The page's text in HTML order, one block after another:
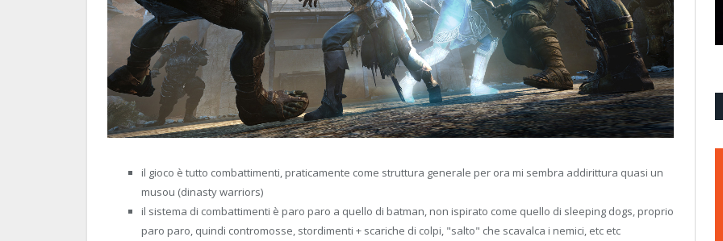
il gioco è tutto combattimenti, praticamente come struttura generale per ora mi sembra addirittura quasi un
musou (dinasty warriors)
il sistema di combattimenti è paro paro a quello di batman, non ispirato come quello di sleeping dogs, proprio
paro paro, quindi contromosse, stordimenti + scariche di colpi, "salto" che scavalca i nemici, etc etc